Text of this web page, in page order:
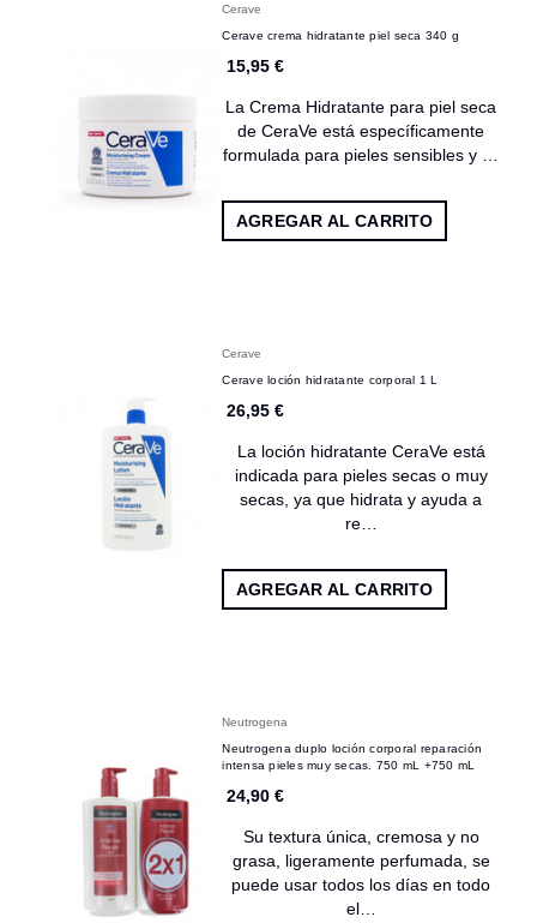
Cerave
Cerave crema hidratante piel seca 340 g
15,95 €
La Crema Hidratante para piel seca
de CeraVe está específicamente
formulada para pieles sensibles y …
AGREGAR AL CARRITO
Cerave
Cerave loción hidratante corporal 1 L
26,95 €
La loción hidratante CeraVe está
indicada para pieles secas o muy
secas, ya que hidrata y ayuda a
re…
AGREGAR AL CARRITO
Neutrogena
Neutrogena duplo loción corporal reparación
intensa pieles muy secas. 750 mL +750 mL
24,90 €
Su textura única, cremosa y no
grasa, ligeramente perfumada, se
puede usar todos los días en todo
el…